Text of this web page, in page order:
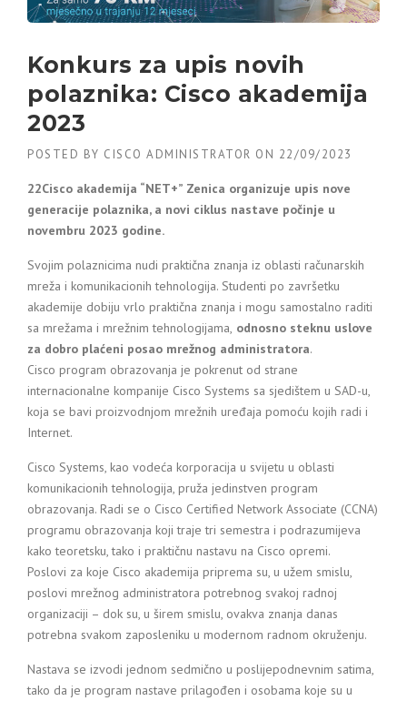
Konkurs za upis novih
polaznika: Cisco akademija
2023
POSTED BY CISCO ADMINISTRATOR ON 22/09/2023
22Cisco akademija “NET+” Zenica organizuje upis nove
generacije polaznika, a novi ciklus nastave počinje u
novembru 2023 godine.
Svojim polaznicima nudi praktična znanja iz oblasti računarskih
mreža i komunikacionih tehnologija. Studenti po završetku
akademije dobiju vrlo praktična znanja i mogu samostalno raditi
sa mrežama i mrežnim tehnologijama, odnosno steknu uslove
za dobro plaćeni posao mrežnog administratora.
Cisco program obrazovanja je pokrenut od strane
internacionalne kompanije Cisco Systems sa sjedištem u SAD-u,
koja se bavi proizvodnjom mrežnih uređaja pomoću kojih radi i
Internet.
Cisco Systems, kao vodeća korporacija u svijetu u oblasti
komunikacionih tehnologija, pruža jedinstven program
obrazovanja. Radi se o Cisco Certified Network Associate (CCNA)
programu obrazovanja koji traje tri semestra i podrazumijeva
kako teoretsku, tako i praktičnu nastavu na Cisco opremi.
Poslovi za koje Cisco akademija priprema su, u užem smislu,
poslovi mrežnog administratora potrebnog svakoj radnoj
organizaciji – dok su, u širem smislu, ovakva znanja danas
potrebna svakom zaposleniku u modernom radnom okruženju.
Nastava se izvodi jednom sedmično u poslijepodnevnim satima,
tako da je program nastave prilagođen i osobama koje su u